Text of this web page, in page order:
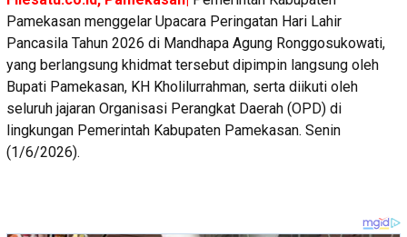
Pamekasan menggelar Upacara Peringatan Hari Lahir
Pancasila Tahun 2026 di Mandhapa Agung Ronggosukowati,
yang berlangsung khidmat tersebut dipimpin langsung oleh
Bupati Pamekasan, KH Kholilurrahman, serta diikuti oleh
seluruh jajaran Organisasi Perangkat Daerah (OPD) di
lingkungan Pemerintah Kabupaten Pamekasan. Senin
(1/6/2026).